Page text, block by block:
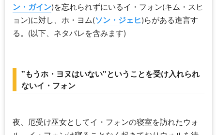
ン・ガイン)を忘れられずにいるイ・フォン(キム・スヒ
ョン)に対し、ホ・ヨム(ソン・ジェヒ)らがある進言す
る。(以下、ネタバレを含みます)
"もうホ・ヨヌはいない"ということを受け入れられ
ないイ・フォン
夜、厄受け巫女としてイ・フォンの寝室を訪れたウォ